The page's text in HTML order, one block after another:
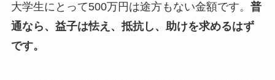
大学生にとって500万円は途方もない金額です。 普
通なら、益子は怯え、抵抗し、助けを求めるはず
です。